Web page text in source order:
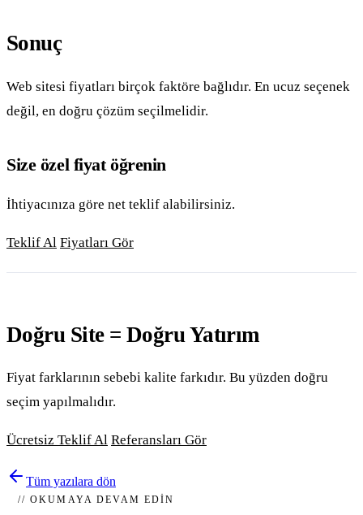
Sonuç
Web sitesi fiyatları birçok faktöre bağlıdır. En ucuz seçenek
değil, en doğru çözüm seçilmelidir.
Size özel fiyat öğrenin
İhtiyacınıza göre net teklif alabilirsiniz.
Teklif Al Fiyatları Gör
Doğru Site = Doğru Yatırım
Fiyat farklarının sebebi kalite farkıdır. Bu yüzden doğru
seçim yapılmalıdır.
Ücretsiz Teklif Al Referansları Gör
Tüm yazılara dön
// OKUMAYA DEVAM EDIN